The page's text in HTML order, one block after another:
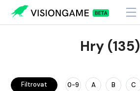
Hry (135)
Filtrovat 0-9 A B C